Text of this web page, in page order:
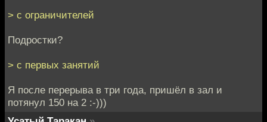
> с ограничителей
Подростки?
> с первых занятий
Я после перерыва в три года, пришёл в зал и
потянул 150 на 2 :-)))